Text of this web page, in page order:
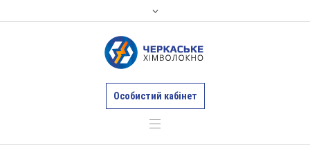
Особистий кабінет